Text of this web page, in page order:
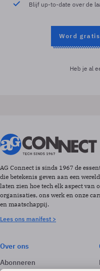
Blijf up-to-date over de
Word
Heb je al
AG Connect is sinds 1967 de
die betekenis geven aan een
laten zien hoe tech elk aspect van
organisaties, ons werk en onze
en maatschappij.
Lees ons manifest >
Over ons
Abonneren